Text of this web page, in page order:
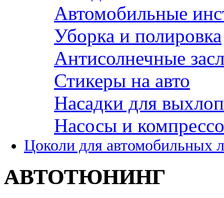
Автомобильные
Уборка и полировка
Антисолнечные
Стикеры на авто
Насадки для
Насосы и
Цоколи для автомобильных
АВТОТЮНИНГ